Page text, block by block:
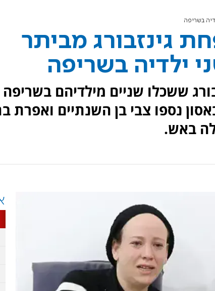
בשריפה
גינזבורג מביתר
ילדיה בשריפה
ששכלו שניים מילדיהם בשריפה
נספו צבי בן השנתיים ואפרת
באש.